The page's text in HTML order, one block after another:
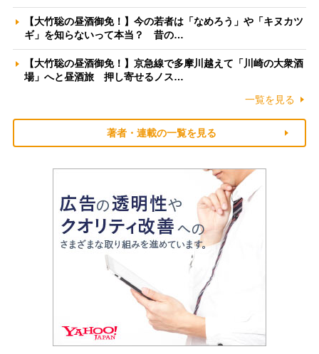
【大竹聡の昼酒御免！】今の若者は「なめろう」や「キヌカツ
ギ」を知らないって本当？ 昔の…
【大竹聡の昼酒御免！】京急線で多摩川越えて「川崎の大衆酒
場」へと昼酒旅 押し寄せるノス…
一覧を見る
著者・連載の一覧を見る